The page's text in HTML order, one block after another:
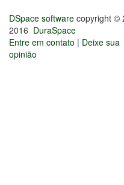
DSpace software copyright ©
2016 DuraSpace
Entre em contato | Deixe sua
opinião